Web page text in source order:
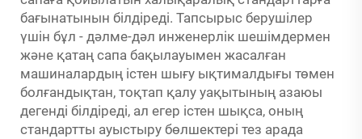
бағынатынын білдіреді. Тапсырыс берушілер
үшін бұл - дәлме-дәл инженерлік шешімдермен
және қатаң сапа бақылауымен жасалған
машиналардың істен шығу ықтималдығы төмен
болғандықтан, тоқтап қалу уақытының азаюы
дегенді білдіреді, ал егер істен шықса, оның
стандартты ауыстыру бөлшектері тез арада